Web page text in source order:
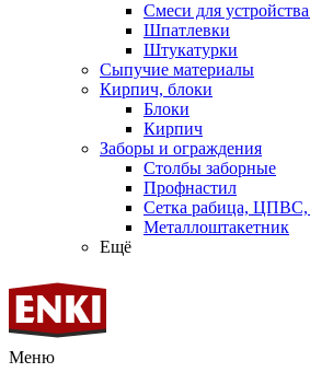
Смеси для
Шпатлевки
Штукатурки
Сыпучие материалы
Кирпич, блоки
Блоки
Кирпич
Заборы и ограждения
Столбы заборные
Профнастил
Сетка рабица, ЦПВС,
Металлоштакетник
Ещё
Меню